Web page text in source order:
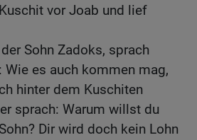
vor Joab und lief
Sohn Zadoks, sprach
es auch kommen mag,
hinter dem Kuschiten
sprach: Warum willst du
Dir wird doch kein Lohn